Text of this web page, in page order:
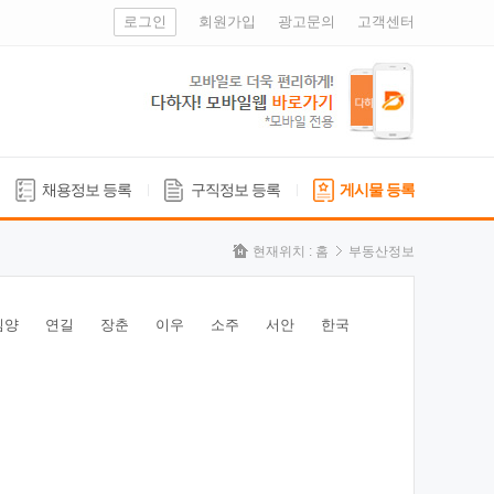
로그인 회원가입 광고문의 고객센터
채용정보 등록 구직정보 등록 게시물 등록
현재위치 : 홈 부동산정보
양 연길 장춘 이우 소주 서안 한국